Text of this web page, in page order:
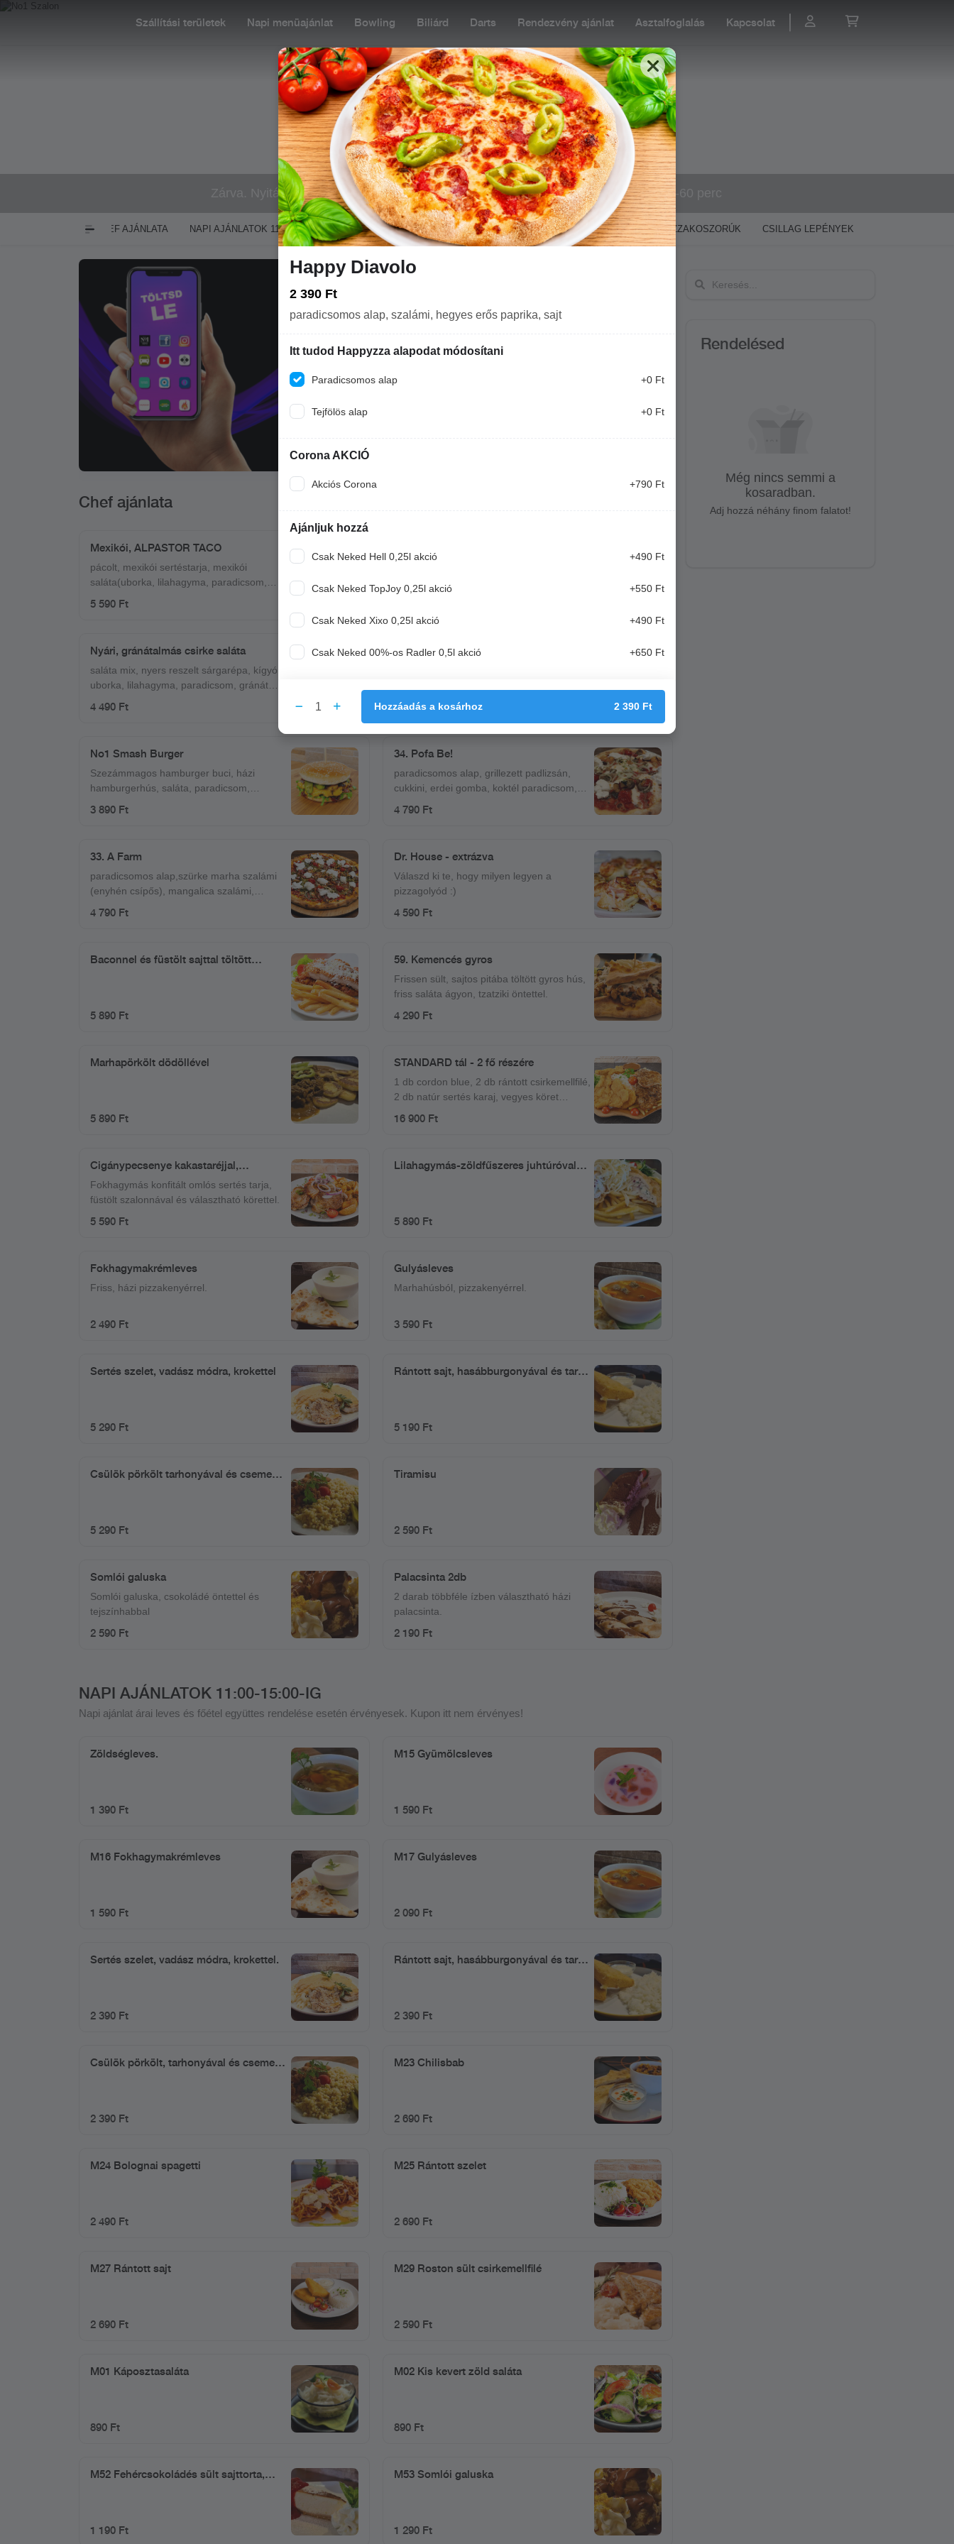
Szállítási területek Napi menüajánlat Bowling Biliárd Darts Rendezvény ajánlat Asztalfoglalás Kapcsolat
Zárva. Nyitás: Ma 11:00 Rendelés: 06:00-22:30 +36 20 477 5505 40-60 perc
CHEF AJÁNLATA NAPI AJÁNLATOK 11:00-15:00-IG HAMBURGEREK SZÓSZOK / ÖNTETEK PIZZÁK (32-45CM) PIZZAKOSZORÚK CSILLAG LEPÉNYEK
Chef ajánlata
Mexikói, ALPASTOR TACO
pácolt, mexikói sertéstarja, mexikói
saláta(uborka, lilahagyma, paradicsom,
tajin), fokhagymás tejföl Hozzá
5 590 Ft
Nyári, gránátalmás csirke saláta
saláta mix, nyers reszelt sárgarépa, kígyó
uborka, lilahagyma, paradicsom, gránát
toast, reszelt narancshéj, aprított menta,
4 490 Ft
No1 Pulled Pork Baquette
4 290 Ft
No1 Smash Burger
Szezámmagos hamburger buci, házi
hamburgerhús, saláta, paradicsom,
cheddar sajt
3 890 Ft
34. Pofa Be!
paradicsomos alap, grillezett padlizsán,
cukkini, erdei gomba, koktél paradicsom,
(krémes, bivaly mozzarella), mozzarella
4 790 Ft
33. A Farm
paradicsomos alap,szürke marha szalámi
(enyhén csípős), mangalica szalámi,
mozzarella), mozzarella, koktél paradicsom
4 790 Ft
Dr. House - extrázva
Válaszd ki te, hogy milyen legyen a
pizzagolyód :)
4 590 Ft
Baconnel és füstölt sajttal töltött
5 890 Ft
59. Kemencés gyros
Frissen sült, sajtos pitába töltött gyros hús,
friss saláta ágyon, tzatziki öntettel.
4 290 Ft
Marhapörkölt dödöllével
5 890 Ft
STANDARD tál - 2 fő részére
1 db cordon blue, 2 db rántott csirkemellfilé,
2 db natúr sertés karaj, vegyes köret
16 900 Ft
Cigánypecsenye kakastaréjjal,
Fokhagymás konfitált omlós sertés tarja,
füstölt szalonnával és választható körettel.
5 590 Ft
Lilahagymás-zöldfűszeres juhtúróval
5 890 Ft
Fokhagymakrémleves
Friss, házi pizzakenyérrel.
2 490 Ft
Gulyásleves
Marhahúsból, pizzakenyérrel.
3 590 Ft
Sertés szelet, vadász módra, krokettel
5 290 Ft
Rántott sajt, hasábburgonyával és tartár
5 190 Ft
Csülök pörkölt tarhonyával és csemege
5 290 Ft
Tiramisu
2 590 Ft
Somlói galuska
Somlói galuska, csokoládé öntettel és
tejszínhabbal
2 590 Ft
Palacsinta 2db
2 darab többféle ízben választható házi
palacsinta.
2 190 Ft
NAPI AJÁNLATOK 11:00-15:00-IG
Napi ajánlat árai leves és főétel együttes rendelése esetén érvényesek. Kupon itt nem érvényes!
Zöldségleves.
1 390 Ft
M15 Gyümölcsleves
1 590 Ft
M16 Fokhagymakrémleves
1 590 Ft
M17 Gulyásleves
2 090 Ft
Sertés szelet, vadász módra, krokettel.
2 390 Ft
Rántott sajt, hasábburgonyával és tartár
2 390 Ft
Csülök pörkölt, tarhonyával és csemege
2 390 Ft
M23 Chilisbab
2 690 Ft
M24 Bolognai spagetti
2 490 Ft
M25 Rántott szelet
2 690 Ft
M27 Rántott sajt
2 690 Ft
M29 Roston sült csirkemellfilé
2 590 Ft
M01 Káposztasaláta
890 Ft
M02 Kis kevert zöld saláta
890 Ft
M52 Fehércsokoládés sült sajttorta,
1 190 Ft
M53 Somlói galuska
1 290 Ft
Rendelésed
Még nincs semmi a
kosaradban.
Adj hozzá néhány finom falatot!
Happy Diavolo
2 390 Ft
paradicsomos alap, szalámi, hegyes erős paprika, sajt
Itt tudod Happyzza alapodat módosítani
Paradicsomos alap +0 Ft
Tejfölös alap +0 Ft
Corona AKCIÓ
Akciós Corona +790 Ft
Ajánljuk hozzá
Csak Neked Hell 0,25l akció +490 Ft
Csak Neked TopJoy 0,25l akció +550 Ft
Csak Neked Xixo 0,25l akció +490 Ft
Csak Neked 00%-os Radler 0,5l akció +650 Ft
1 Hozzáadás a kosárhoz 2 390 Ft